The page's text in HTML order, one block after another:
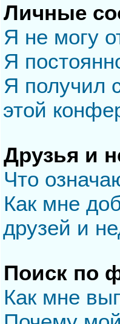
Личные
Я не могу
Я
Я получил
этой
Друзья и
Что
Как мне
друзей и
Поиск по
Как мне